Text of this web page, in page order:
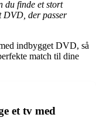
du finde et stort
DVD, der passer
indbygget DVD, så
match til dine
et tv med